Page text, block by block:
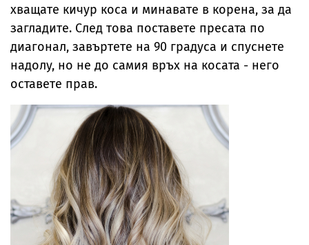
хващате кичур коса и минавате в корена, за да
загладите. След това поставете пресата по
диагонал, завъртете на 90 градуса и спуснете
надолу, но не до самия връх на косата - него
оставете прав.